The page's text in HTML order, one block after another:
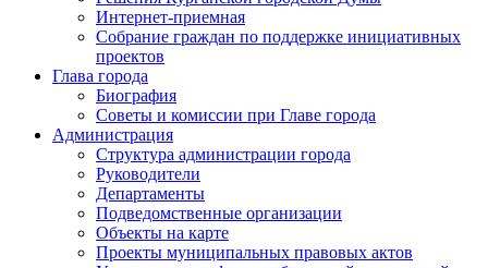
Интернет-приемная
Собрание граждан по поддержке инициативных
проектов
Глава города
Биография
Советы и комиссии при Главе города
Администрация
Структура администрации города
Руководители
Департаменты
Подведомственные организации
Объекты на карте
Проекты муниципальных правовых актов